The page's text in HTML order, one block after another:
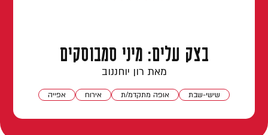
בצק עלים: מיני סמבוסקים
מאת רון יוחננוב
שישי-שבת אופה מתקדמ/ת אירוח אפייה